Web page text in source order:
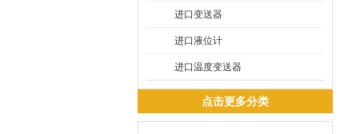
进口变送器
进口液位计
进口温度变送器
点击更多分类